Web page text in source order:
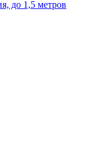
до 1,5 метров